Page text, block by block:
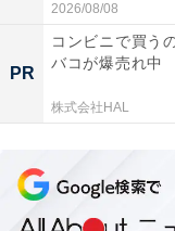
2026/08/08
PR
コンビニで買う
バコが爆売れ中
株式会社HAL